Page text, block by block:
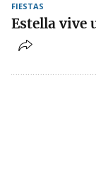
FIESTAS
Estella vive